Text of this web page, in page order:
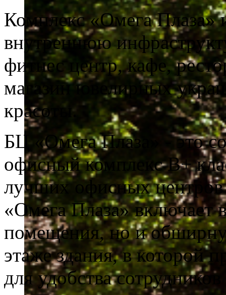
Комплекс «Омега Плаза»
внутреннюю
фитнес центр, кафе,
магазин ювелирных
красоты.
БЦ «Омега Плаза» - это
офисный комплекс B+
лучших офисных центров
«Омега Плаза» включает
помещения, но и
этаже здания, в которой
для удобства